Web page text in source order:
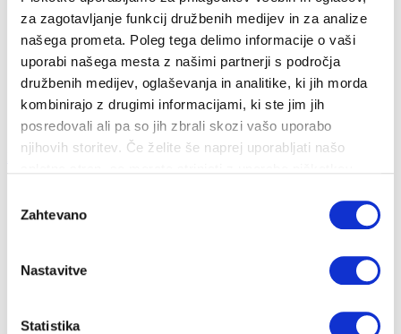
za zagotavljanje funkcij družbenih medijev in za analize
našega prometa. Poleg tega delimo informacije o vaši
uporabi našega mesta z našimi partnerji s področja
družbenih medijev, oglaševanja in analitike, ki jih morda
kombinirajo z drugimi informacijami, ki ste jim jih
posredovali ali pa so jih zbrali skozi vašo uporabo
njihovih storitev. Če želite še naprej uporabljati našo
soglasja
Zahtevano
Nastavitve
Statistika
CENIKI IN DOKUMENTI
PRIJAVA NA OBVEŠČANJE
RAZLAGA RAČUNA
Na vsebinoHitri dostop
CENIKI IN DOKUMENTI